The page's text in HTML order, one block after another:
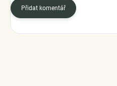
Přidat komentář